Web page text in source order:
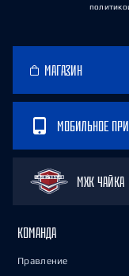
МАГАЗИН
МОБИЛЬНОЕ
МХК ЧАЙКА
КОМАНДА
Правление